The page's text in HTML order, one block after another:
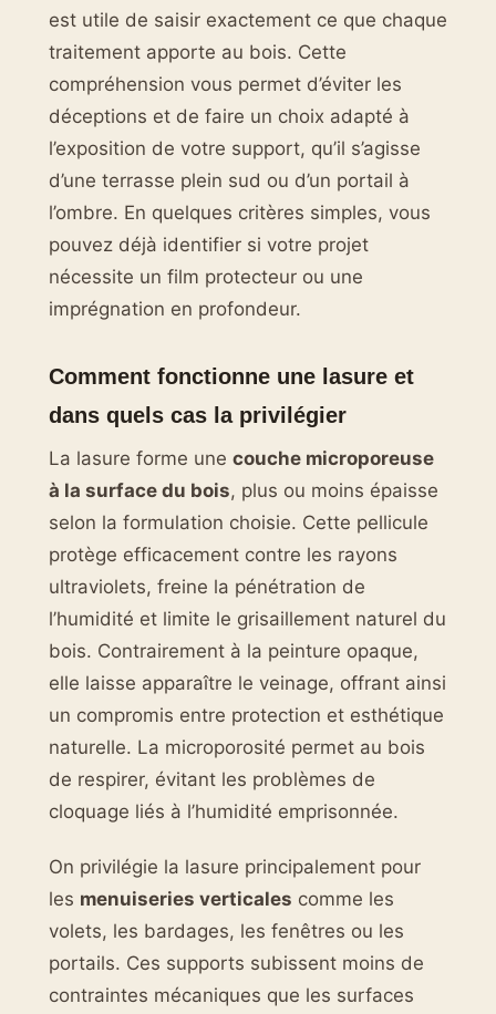
est utile de saisir exactement ce que chaque
traitement apporte au bois. Cette
compréhension vous permet d’éviter les
déceptions et de faire un choix adapté à
l’exposition de votre support, qu’il s’agisse
d’une terrasse plein sud ou d’un portail à
l’ombre. En quelques critères simples, vous
pouvez déjà identifier si votre projet
nécessite un film protecteur ou une
imprégnation en profondeur.
Comment fonctionne une lasure et
dans quels cas la privilégier
La lasure forme une couche microporeuse
à la surface du bois, plus ou moins épaisse
selon la formulation choisie. Cette pellicule
protège efficacement contre les rayons
ultraviolets, freine la pénétration de
l’humidité et limite le grisaillement naturel du
bois. Contrairement à la peinture opaque,
elle laisse apparaître le veinage, offrant ainsi
un compromis entre protection et esthétique
naturelle. La microporosité permet au bois
de respirer, évitant les problèmes de
cloquage liés à l’humidité emprisonnée.
On privilégie la lasure principalement pour
les menuiseries verticales comme les
volets, les bardages, les fenêtres ou les
portails. Ces supports subissent moins de
contraintes mécaniques que les surfaces